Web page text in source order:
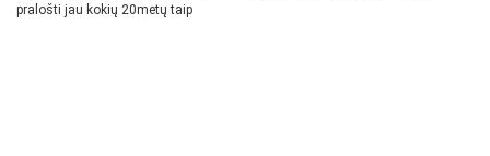
pralošti jau kokių 20metų taip